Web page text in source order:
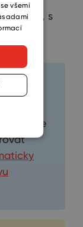
projekt, s
že se
všemi